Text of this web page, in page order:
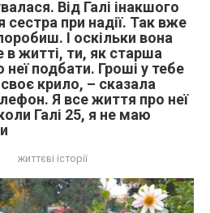
Від Галі інакшого
сестра при надії. Так вже
І оскільки вона
житті, ти, як старша
подбати. Гроші у тебе
своє крило, – сказала
Я все життя про неї
Галі 25, я не маю
життєві історії